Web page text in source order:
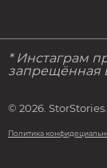
* Инстаграм
запрещённая
© 2026.
Политика